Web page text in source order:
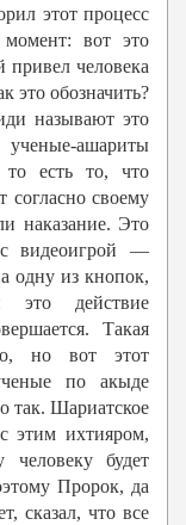
этот процесс
вот это
человека
это обозначить?
называют это
ашариты
то есть то, что
согласно своему
наказание. Это
видеоигрой —
одну из кнопок,
это действие
Такая
но вот этот
по акыде
так. Шариатское
этим ихтияром,
будет
Пророк, да
сказал, что все